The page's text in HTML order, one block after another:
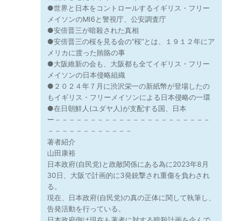
●世界と日本をコントロールするイギリス・フリー
メイソンのMI6と警視庁、公安調査庁
●安倍晋三が暗殺された真相
●安倍晋三の桜を見る会の“桜”とは、１９１２年にア
メリカに渡った賄賂の事
●大阪維新の会も、大阪都も全てイギリス・フリー
メイソンの日本侵略組織
●２０２４年７月に渋沢栄一の新紙幣が登場したの
もイギリス・フリーメイソンによる日本侵略の一環
●在日朝鮮人(ユダヤ人)が支配する国、日本
ー－－－－－－－－－－－－－－－－－－－－－－
－－－－－－－－－－－－
著者紹介
山田康裕
日本政府(自民党)と政敵関係にある為に2023年8月
30日、大阪で計画的に3発銃撃され重傷を負わされ
る。
現在、日本政府(自民党)の真の正体に関して執筆し、
告発活動を行っている。